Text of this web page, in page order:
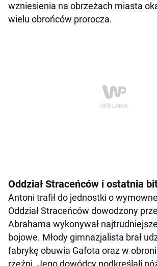
wzniesienia na obrzeżach miasta
wielu obrońców prorocza.
Oddział Straceńców i ostatnia
Antoni trafił do jednostki o
Oddział Straceńców dowodzony
Abrahama wykonywał
bojowe. Młody gimnazjalista brał
fabrykę obuwia Gafota oraz w
rzeźni. Jego dowódcy podkreślali